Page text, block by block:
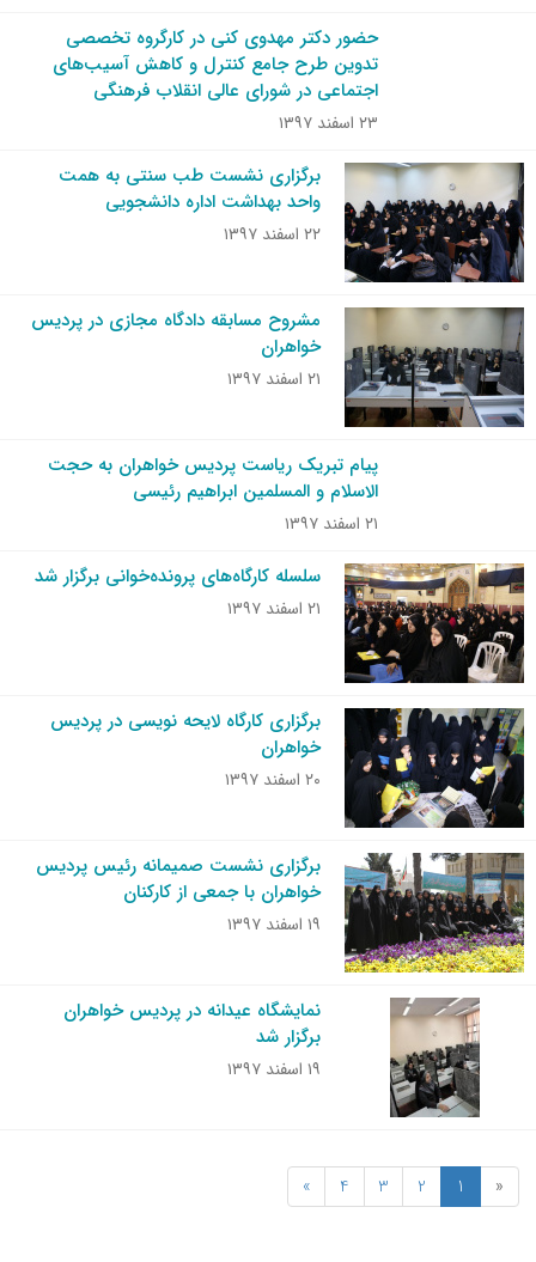
حضور دکتر مهدوی کنی در کارگروه تخصصی
تدوین طرح جامع کنترل و کاهش آسیب‌های
اجتماعی در شورای عالی انقلاب فرهنگی
۲۳ اسفند ۱۳۹۷
برگزاری نشست طب سنتی به همت
واحد بهداشت اداره دانشجویی
۲۲ اسفند ۱۳۹۷
مشروح مسابقه دادگاه مجازی در پردیس
خواهران
۲۱ اسفند ۱۳۹۷
پیام تبریک ریاست پردیس خواهران به حجت
الاسلام و المسلمین ابراهیم رئیسی
۲۱ اسفند ۱۳۹۷
سلسله کارگاه‌های پرونده‌خوانی برگزار شد
۲۱ اسفند ۱۳۹۷
برگزاری کارگاه لایحه نویسی در پردیس
خواهران
۲۰ اسفند ۱۳۹۷
برگزاری نشست صمیمانه رئیس پردیس
خواهران با جمعی از کارکنان
۱۹ اسفند ۱۳۹۷
نمایشگاه عیدانه در پردیس خواهران
برگزار شد
۱۹ اسفند ۱۳۹۷
«
1
2
3
4
»